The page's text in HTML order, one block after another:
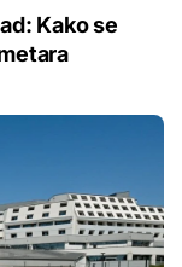
Kako se